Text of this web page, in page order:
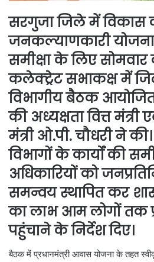
सरगुजा जिले में विकास
जनकल्याणकारी
समीक्षा के लिए सोमवार
कलेक्ट्रेट सभाकक्ष में
विभागीय बैठक
की अध्यक्षता वित्त मंत्री
मंत्री ओ.पी. चौधरी ने
विभागों के कार्यों की
अधिकारियों को
समन्वय स्थापित कर
का लाभ आम लोगों तक
पहुंचाने के निर्देश दिए।
बैठक में प्रधानमंत्री आवास योजना के तहत